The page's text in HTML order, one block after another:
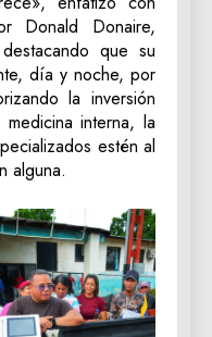
Donald Donaire,
que su
día y noche, por
la inversión
interna, la
estén al
alguna.